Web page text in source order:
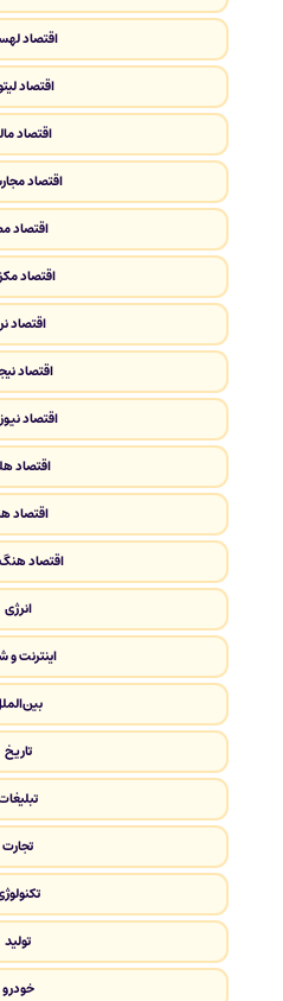
اقتصاد
اقتصاد
اقتصاد
اقتصاد
اقتصاد
اقتصاد
اقتصاد
اقتصاد
اقتصاد
اقتصاد
اقتصاد
اقتصاد
انرژی
اینترنت و
تاریخ
تجارت
تولید
خودرو